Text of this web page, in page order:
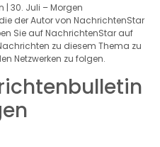
| 30. Juli – Morgen
der Autor von NachrichtenStar
Sie auf NachrichtenStar auf
zu diesem Thema zu
Netzwerken zu folgen.